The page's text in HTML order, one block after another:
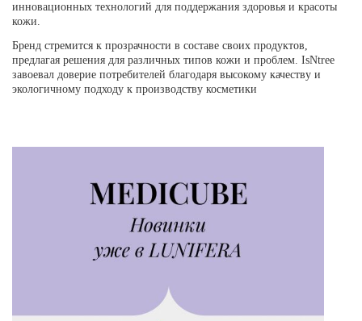
инновационных технологий для поддержания здоровья и красоты
кожи.
Бренд стремится к прозрачности в составе своих продуктов,
предлагая решения для различных типов кожи и проблем. IsNtree
завоевал доверие потребителей благодаря высокому качеству и
экологичному подходу к производству косметики